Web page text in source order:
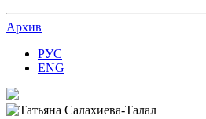
Архив
РУС
ENG